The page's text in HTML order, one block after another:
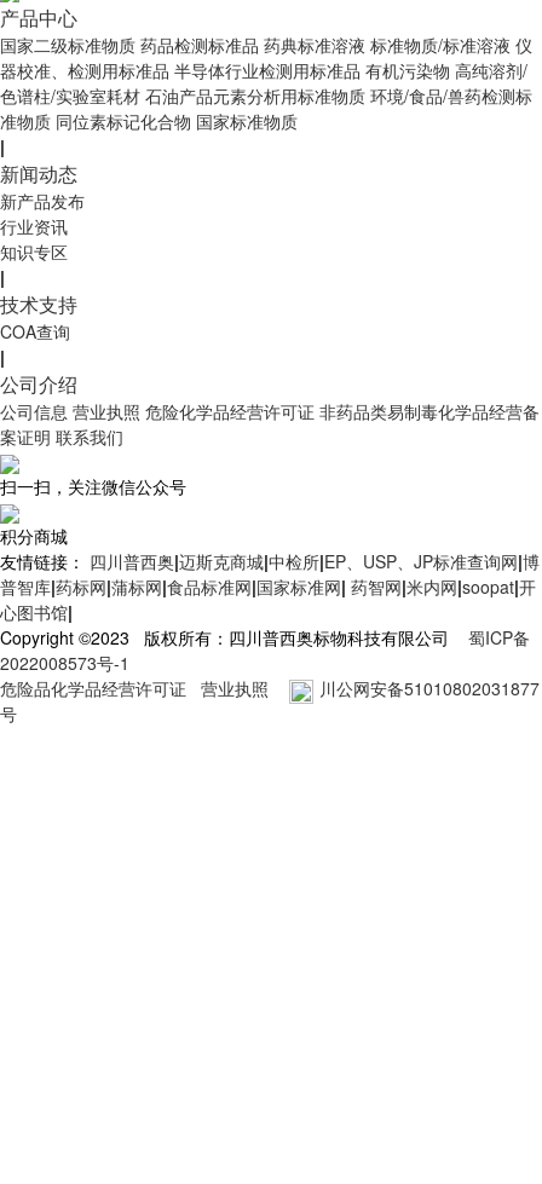
产品中心
国家二级标准物质 药品检测标准品 药典标准溶液 标准物质/标准溶液 仪
器校准、检测用标准品 半导体行业检测用标准品 有机污染物 高纯溶剂/
色谱柱/实验室耗材 石油产品元素分析用标准物质 环境/食品/兽药检测标
准物质 同位素标记化合物 国家标准物质
|
新闻动态
新产品发布
行业资讯
知识专区
|
技术支持
COA查询
|
公司介绍
公司信息 营业执照 危险化学品经营许可证 非药品类易制毒化学品经营备
案证明 联系我们
扫一扫，关注微信公众号
积分商城
友情链接： 四川普西奥|迈斯克商城|中检所|EP、USP、JP标准查询网|博
普智库|药标网|蒲标网|食品标准网|国家标准网| 药智网|米内网|soopat|开
心图书馆|
Copyright ©2023 版权所有：四川普西奥标物科技有限公司 蜀ICP备
2022008573号-1
危险品化学品经营许可证
营业执照
川公网安备51010802031877
号